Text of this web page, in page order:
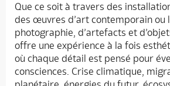
Que ce soit à travers des
des œuvres d’art contemporain ou
photographie, d’artefacts et
offre une expérience à la fois
où chaque détail est pensé pour
consciences. Crise climatique,